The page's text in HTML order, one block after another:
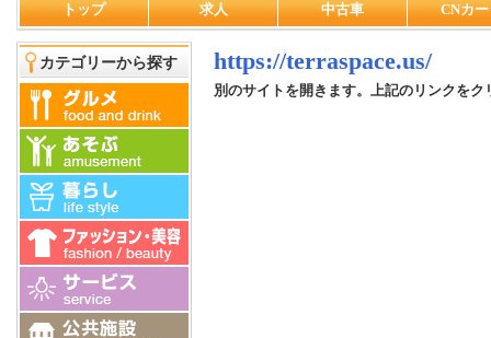
トップ 求人 中古車 CNカ
カテゴリーから探す https://terraspace.us/
別のサイトを開きます。上記のリンクをク